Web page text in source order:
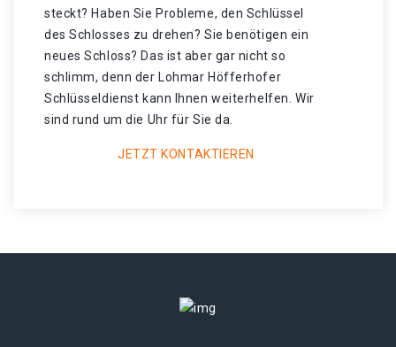
steckt? Haben Sie Probleme, den Schlüssel
des Schlosses zu drehen? Sie benötigen ein
neues Schloss? Das ist aber gar nicht so
schlimm, denn der Lohmar Höfferhofer
Schlüsseldienst kann Ihnen weiterhelfen. Wir
sind rund um die Uhr für Sie da.
JETZT KONTAKTIEREN